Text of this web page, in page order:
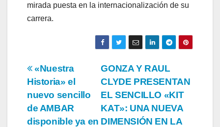
mirada puesta en la internacionalización de su
carrera.
Navegación
de
entradas
GONZA Y RAUL
CLYDE PRESENTAN
EL SENCILLO «KIT
KAT»: UNA NUEVA
DIMENSIÓN EN LA
«Nuestra
Historia» el
nuevo sencillo
de AMBAR
disponible ya en